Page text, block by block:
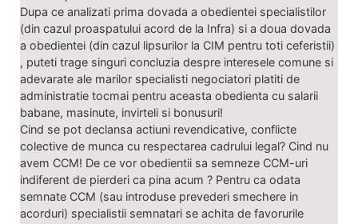
Dupa ce analizati prima dovada a obedientei specialistilor
(din cazul proaspatului acord de la Infra) si a doua dovada
a obedientei (din cazul lipsurilor la CIM pentru toti ceferistii)
, puteti trage singuri concluzia despre interesele comune si
adevarate ale marilor specialisti negociatori platiti de
administratie tocmai pentru aceasta obedienta cu salarii
babane, masinute, invirteli si bonusuri!
Cind se pot declansa actiuni revendicative, conflicte
colective de munca cu respectarea cadrului legal? Cind nu
avem CCM! De ce vor obedientii sa semneze CCM-uri
indiferent de pierderi ca pina acum ? Pentru ca odata
semnate CCM (sau introduse prevederi smechere in
acorduri) specialistii semnatari se achita de favorurile